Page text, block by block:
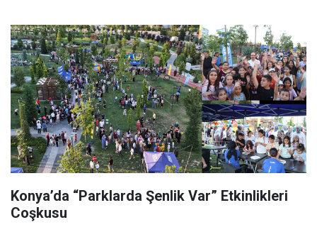
Konya’da “Parklarda Şenlik Var” Etkinlikleri
Coşkusu